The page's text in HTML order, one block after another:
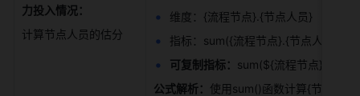
力投入情况：
计算节点人员的估分
维度：{流程节点}.{节点人员}
指标：sum({流程节点}.{节点人员}.{
可复制指标： sum(${流程节点}.${节
公式解析： 使用sum()函数计算{节点人